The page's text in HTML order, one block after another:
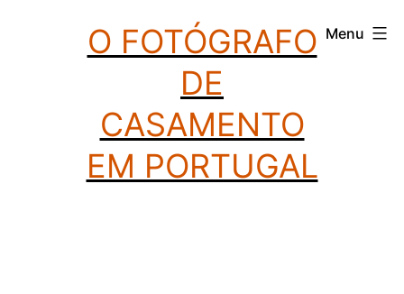
O FOTÓGRAFO
DE
CASAMENTO
EM PORTUGAL
Menu